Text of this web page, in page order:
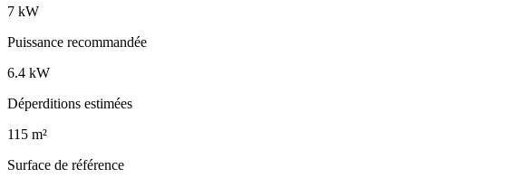
7 kW
Puissance recommandée
6.4 kW
Déperditions estimées
115 m²
Surface de référence